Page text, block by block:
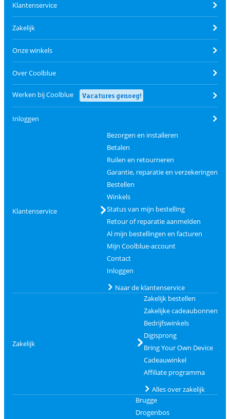
Klantenservice
Zakelijk
Onze winkels
Over Coolblue
Werken bij Coolblue Vacatures genoeg!
Inloggen
Klantenservice
Bezorgen en installeren
Betalen
Ruilen en retourneren
Garantie, reparatie en verzekeringen
Bestellen
Winkels
Status van mijn bestelling
Retour of reparatie aanmelden
Al mijn bestellingen en facturen
Mijn Coolblue-account
Contact
Inloggen
Naar de klantenservice
Zakelijk
Zakelijk bestellen
Zakelijke cadeaubonnen
Bedrijfswinkels
Digisprong
Bring Your Own Device
Cadeauwinkel
Affiliate programma
Alles over zakelijk
Brugge
Drogenbos